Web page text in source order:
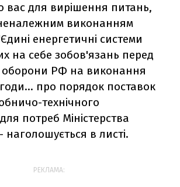
вас для вирішення питань,
виконанням
енергетичні системи
на себе зобов'язань перед
оборони РФ на виконання
про порядок поставок
технічного
потреб Міністерства
в листі.
РЕКЛАМА: